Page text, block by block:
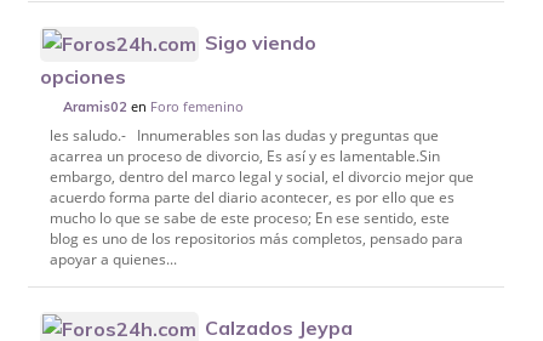
Sigo viendo
opciones
Aramis02 en Foro femenino
les saludo.- Innumerables son las dudas y preguntas que
acarrea un proceso de divorcio, Es así y es lamentable.Sin
embargo, dentro del marco legal y social, el divorcio mejor que
acuerdo forma parte del diario acontecer, es por ello que es
mucho lo que se sabe de este proceso; En ese sentido, este
blog es uno de los repositorios más completos, pensado para
apoyar a quienes...
Calzados Jeypa